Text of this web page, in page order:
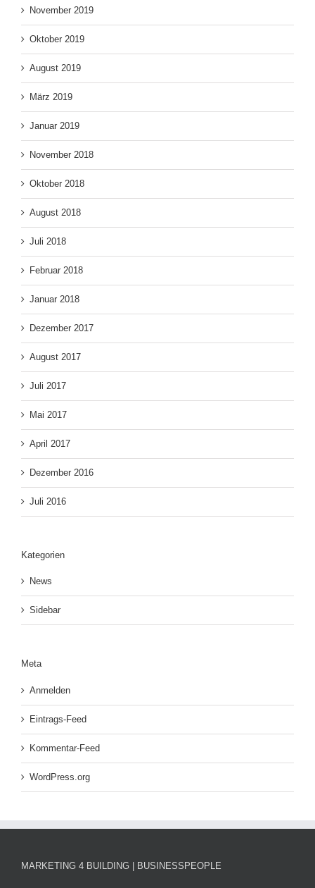
November 2019
Oktober 2019
August 2019
März 2019
Januar 2019
November 2018
Oktober 2018
August 2018
Juli 2018
Februar 2018
Januar 2018
Dezember 2017
August 2017
Juli 2017
Mai 2017
April 2017
Dezember 2016
Juli 2016
Kategorien
News
Sidebar
Meta
Anmelden
Eintrags-Feed
Kommentar-Feed
WordPress.org
MARKETING 4 BUILDING | BUSINESSPEOPLE